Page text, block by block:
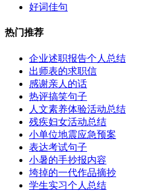
好词佳句
热门推荐
企业述职报告个人总结
出师表的求职信
感谢亲人的话
热评搞笑句子
人文素养体验活动总结
残疾妇女活动总结
小单位地震应急预案
表达考试句子
小暑的手抄报内容
垮掉的一代作品摘抄
学生实习个人总结